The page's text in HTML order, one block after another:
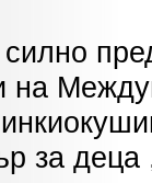
на
за